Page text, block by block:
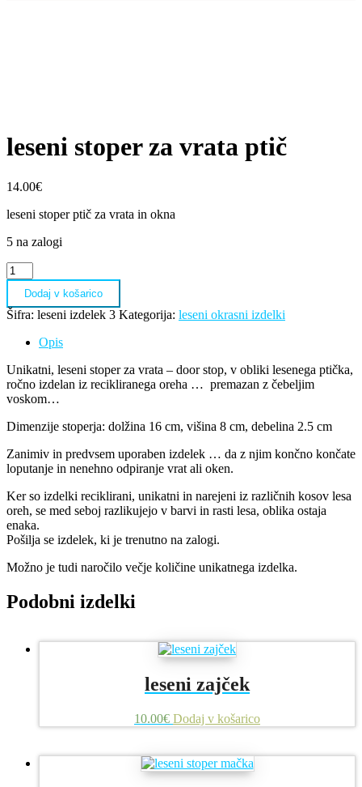
leseni stoper za vrata ptič
14.00€
leseni stoper ptič za vrata in okna
5 na zalogi
leseni
stoper
vrata
količina
Dodaj v košarico
Šifra: leseni izdelek 3 Kategorija: leseni okrasni izdelki
Opis
Unikatni, leseni stoper za vrata – door stop, v obliki lesenega ptička,
ročno izdelan iz recikliranega oreha … premazan z čebeljim
voskom…
Dimenzije stoperja: dolžina 16 cm, višina 8 cm, debelina 2.5 cm
Zanimiv in predvsem uporaben izdelek … da z njim končno končate
loputanje in nenehno odpiranje vrat ali oken.
Ker so izdelki reciklirani, unikatni in narejeni iz različnih kosov lesa
oreh, se med seboj razlikujejo v barvi in rasti lesa, oblika ostaja
enaka.
Pošilja se izdelek, ki je trenutno na zalogi.
Možno je tudi naročilo večje količine unikatnega izdelka.
Podobni izdelki
leseni zajček
10.00€ Dodaj v košarico